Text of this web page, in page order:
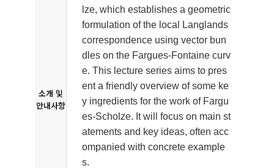
소개 및
안내사항
lze, which establishes a geometric
formulation of the local Langlands
correspondence using vector bun
dles on the Fargues-Fontaine curv
e. This lecture series aims to pres
ent a friendly overview of some ke
y ingredients for the work of Fargu
es-Scholze. It will focus on main st
atements and key ideas, often acc
ompanied with concrete example
s.